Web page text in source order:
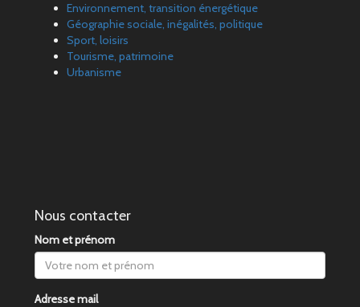
Environnement, transition énergétique
Géographie sociale, inégalités, politique
Sport, loisirs
Tourisme, patrimoine
Urbanisme
Nous contacter
Nom et prénom
Adresse mail